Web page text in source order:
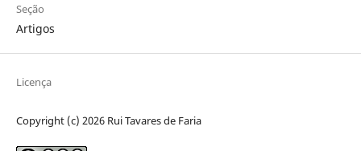
Seção
Artigos
Licença
Copyright (c) 2026 Rui Tavares de Faria